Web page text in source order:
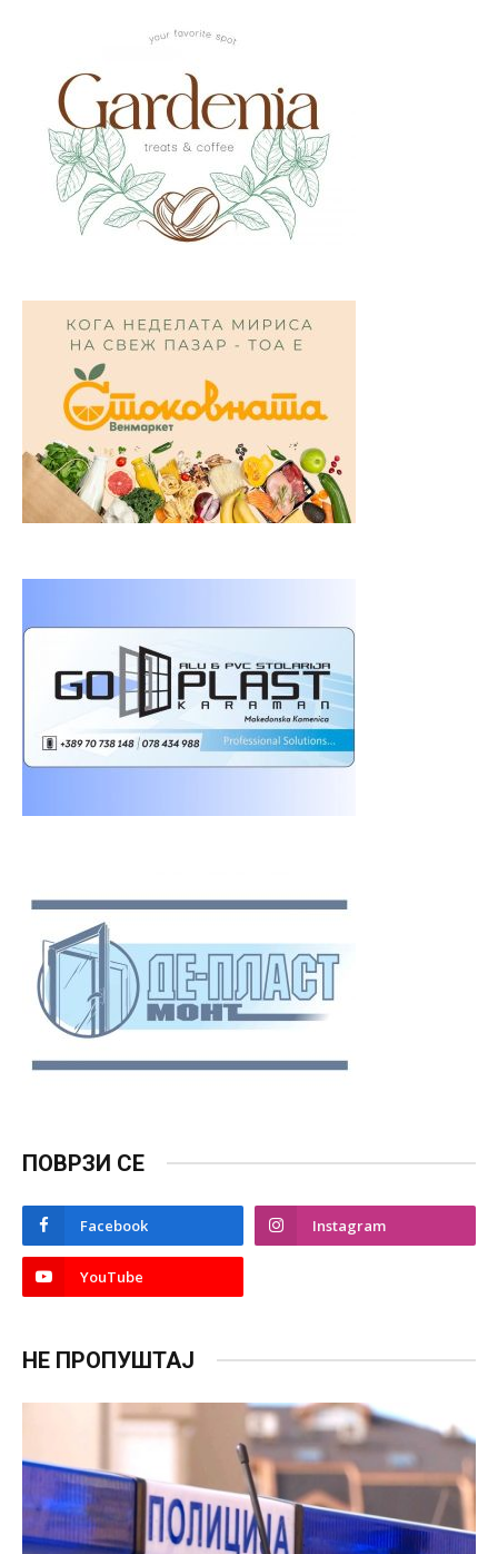
ПОВРЗИ СЕ
Facebook Instagram
YouTube
НЕ ПРОПУШТАЈ